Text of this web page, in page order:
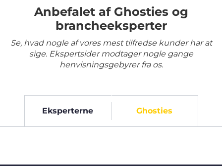
Anbefalet af Ghosties og
brancheeksperter
Se, hvad nogle af vores mest tilfredse kunder har at
sige. Ekspertsider modtager nogle gange
henvisningsgebyrer fra os.
Eksperterne Ghosties